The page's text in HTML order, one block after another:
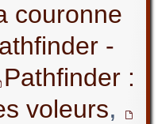
couronne
-
Pathfinder :
voleurs,